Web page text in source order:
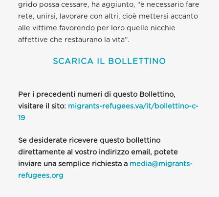
grido possa cessare, ha aggiunto, “è necessario fare
rete, unirsi, lavorare con altri, cioè mettersi accanto
alle vittime favorendo per loro quelle nicchie
affettive che restaurano la vita”.
SCARICA IL BOLLETTINO
Per i precedenti numeri di questo Bollettino,
visitare il sito: migrants-refugees.va/it/bollettino-c-
19
Se desiderate ricevere questo bollettino
direttamente al vostro indirizzo email, potete
inviare una semplice richiesta a media@migrants-
refugees.org